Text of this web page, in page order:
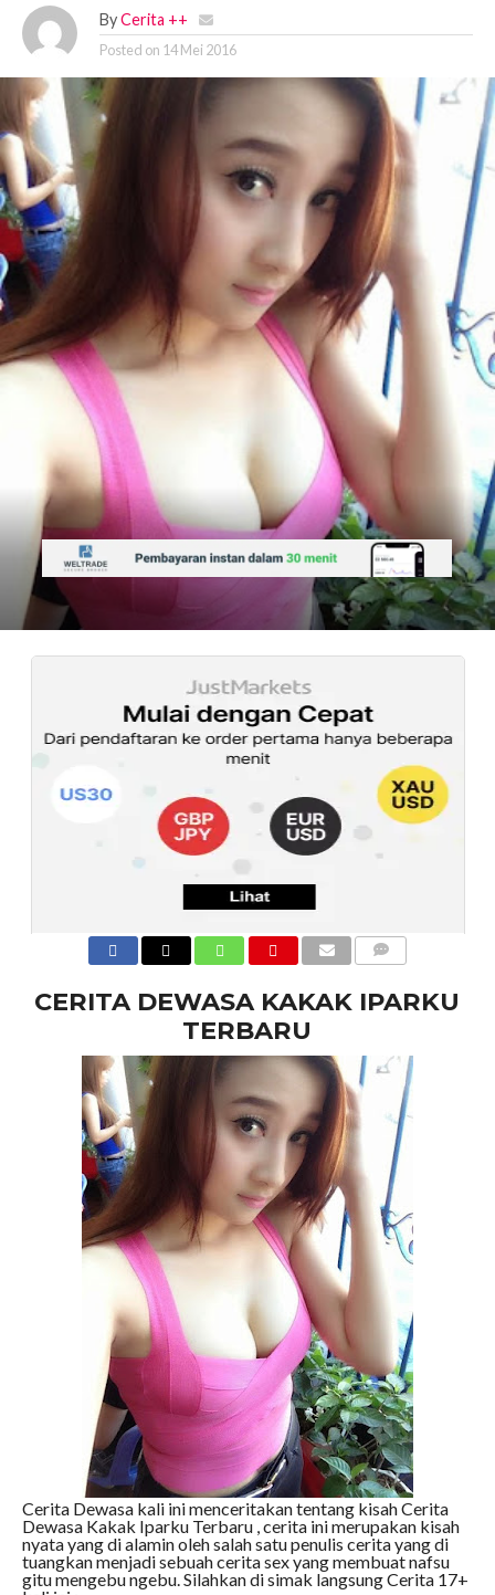
By Cerita ++
Posted on 14 Mei 2016
CERITA DEWASA KAKAK IPARKU
TERBARU
Cerita Dewasa kali ini menceritakan tentang kisah Cerita
Dewasa Kakak Iparku Terbaru , cerita ini merupakan kisah
nyata yang di alamin oleh salah satu penulis cerita yang di
tuangkan menjadi sebuah cerita sex yang membuat nafsu
gitu mengebu ngebu. Silahkan di simak langsung Cerita 17+